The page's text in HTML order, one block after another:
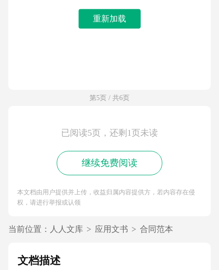
重新加载
第5页 / 共6页
已阅读5页，还剩1页未读
继续免费阅读
本文档由用户提供并上传，收益归属内容提供方，若内容存在侵
权，请进行举报或认领
当前位置： 人人文库 > 应用文书 > 合同范本
文档描述